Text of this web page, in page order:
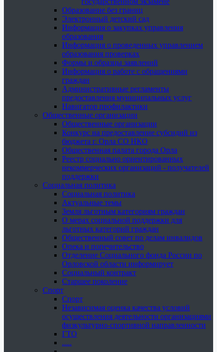
Образование без границ
Электронный детский сад
Информация о закупках управления
образования
Информация о проведенных управлением
образования проверках
Формы и образцы заявлений
Информация о работе с обращениями
граждан
Административные регламенты
предоставления муниципальных услуг
Навигатор профилактики
Общественные организации
Общественные организации
Конкурс на предоставление субсидий из
бюджета г. Орла СО НКО
Общественная палата города Орла
Реестр социально ориентированных
некоммерческих организаций - получателей
поддержки
Социальная политика
Социальная политика
Актуальные темы
Земля льготным категориям граждан
О мерах социальной поддержки для
льготных категорий граждан
Общественный совет по делам инвалидов
Опека и попечительство
Отделение Социального фонда России по
Орловской области информирует
Социальный контракт
Старшее поколение
Спорт
Спорт
Независимая оценка качества условий
осуществления деятельности организациями
физкультурно-спортивной направленности
ГТО
.....